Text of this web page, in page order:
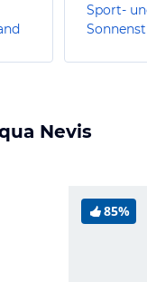
Sport-
Nevis
85%